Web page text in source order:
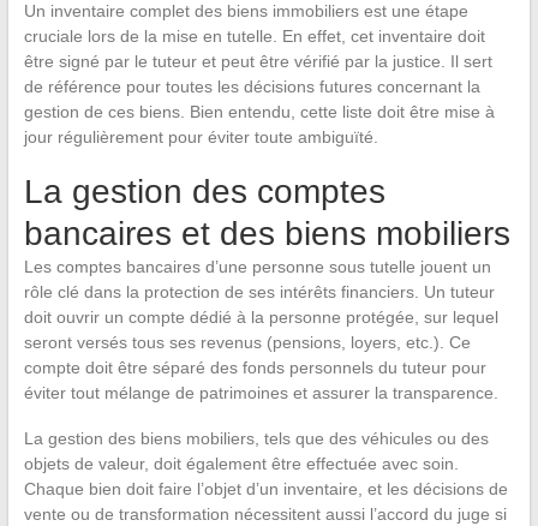
Un inventaire complet des biens immobiliers est une étape
cruciale lors de la mise en tutelle. En effet, cet inventaire doit
être signé par le tuteur et peut être vérifié par la justice. Il sert
de référence pour toutes les décisions futures concernant la
gestion de ces biens. Bien entendu, cette liste doit être mise à
jour régulièrement pour éviter toute ambiguïté.
La gestion des comptes
bancaires et des biens mobiliers
Les comptes bancaires d’une personne sous tutelle jouent un
rôle clé dans la protection de ses intérêts financiers. Un tuteur
doit ouvrir un compte dédié à la personne protégée, sur lequel
seront versés tous ses revenus (pensions, loyers, etc.). Ce
compte doit être séparé des fonds personnels du tuteur pour
éviter tout mélange de patrimoines et assurer la transparence.
La gestion des biens mobiliers, tels que des véhicules ou des
objets de valeur, doit également être effectuée avec soin.
Chaque bien doit faire l’objet d’un inventaire, et les décisions de
vente ou de transformation nécessitent aussi l’accord du juge si